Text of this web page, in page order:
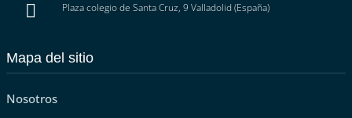
 Plaza colegio de Santa Cruz, 9 Valladolid (España)
Mapa del sitio
Nosotros